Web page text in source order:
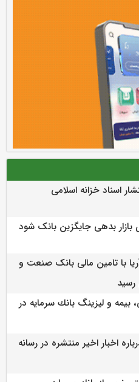
اسناد خزانه اسلامی
بازار بدهی جایگزین بانک شود
با تامین مالی بانک صنعت و
رسید
بيمه و ليزينگ بانك سرمايه در
اخبار اخیر منتشره در رسانه